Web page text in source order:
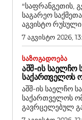
“საფრანგეთის,
საგარეო
აგვისტო რუსული
7 აგვისტო 2026,
ᲡᲐᲖᲝᲒᲐᲓᲝᲔᲑᲐ
ᲐᲨᲨ-ᲘᲡ
ᲡᲐᲥᲐᲠᲗᲕᲔᲚᲝᲡ
აშშ-ის საელჩო
საქართველოს ომის 18-
გავრცელებულ